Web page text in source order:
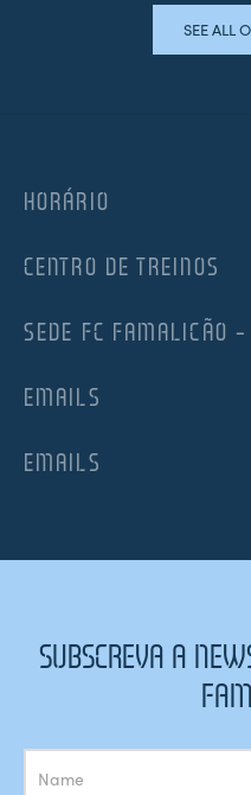
SEE ALL
HORÁRIO
CENTRO DE TREINOS
SEDE FC FAMALICÃO
EMAILS
EMAILS
SUBSCREVA A
Subscrição